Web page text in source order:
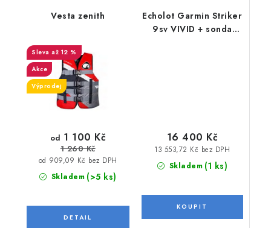
Vesta zenith
až 12 %
Akce
Výprodej
Skladem (>5 ks)
od 909,09 Kč bez DPH
od 1 100 Kč
1 260 Kč
Echolot Garmin Striker
9sv VIVID + sonda
Skladem (1 ks)
13 553,72 Kč bez DPH
16 400 Kč